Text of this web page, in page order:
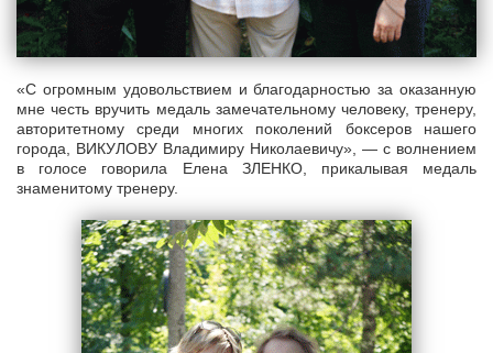
«С огромным удовольствием и благодарностью за оказанную
мне честь вручить медаль замечательному человеку, тренеру,
авторитетному среди многих поколений боксеров нашего
города, ВИКУЛОВУ Владимиру Николаевичу», — с волнением
в голосе говорила Елена ЗЛЕНКО, прикалывая медаль
знаменитому тренеру.